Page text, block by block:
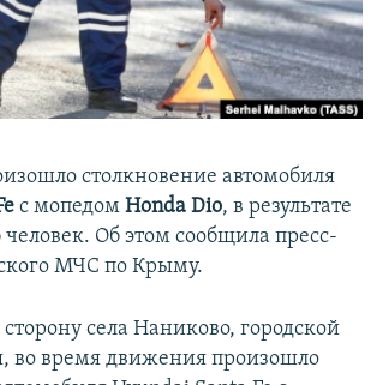
СУДЯТ?
RL
столкновение автомобиля
с мопедом Honda Dio, в результате
человек. Об этом сообщила пресс-
МЧС по Крыму.
села Наниково, городской
во время движения произошло